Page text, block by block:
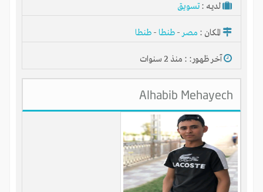
لديـه :تسويق
المكان : مصر- طنطا- طنطا
آخر ظهور: : منذ 2 سنوات
Alhabib Mehayech